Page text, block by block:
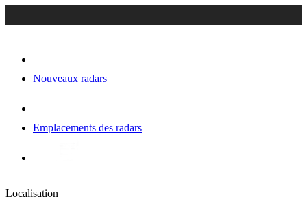
Nouveaux radars
Emplacements des radars
Localisation